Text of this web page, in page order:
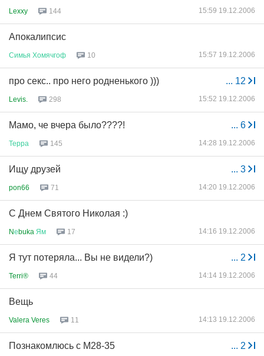
Lexxy 144 15:59 19.12.2006
Апокалипсис
Симья Хомячгоф 10 15:57 19.12.2006
... 12
про секс.. про него родненького )))
Levis. 298 15:52 19.12.2006
... 6
Мамо, че вчера было????!
Терра 145 14:28 19.12.2006
... 3
Ищу друзей
pon66 71 14:20 19.12.2006
С Днем Святого Николая :)
Nеbuka Ям 17 14:16 19.12.2006
... 2
Я тут потеряла... Вы не видели?)
Terri® 44 14:14 19.12.2006
Вещь
Valera Veres 11 14:13 19.12.2006
... 2
Познакомлюсь с М28-35